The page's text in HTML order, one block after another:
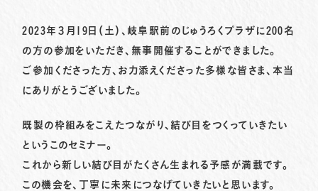
2023年３月19日（土）、岐阜駅前のじゅうろくプラザに200名
の方の参加をいただき、無事開催することができました。
ご参加くださった方、お力添えくださった多様な皆さま、本当
にありがとうございました。
既製の枠組みをこえたつながり、結び目をつくっていきたい
というこのセミナー。
これから新しい結び目がたくさん生まれる予感が満載です。
この機会を、丁寧に未来につなげていきたいと思います。